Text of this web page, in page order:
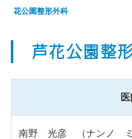
花公園整形外科
芦花公園整
南野 光彦 （ナンノ ミ